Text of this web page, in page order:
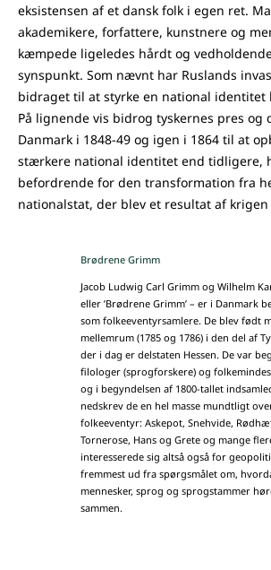
eksistensen af et dansk folk i egen ret.
akademikere, forfattere, kunstnere og
kæmpede ligeledes hårdt og
synspunkt. Som nævnt har Ruslands
bidraget til at styrke en national identitet
På lignende vis bidrog tyskernes pres og
Danmark i 1848-49 og igen i 1864 til at
stærkere national identitet end tidligere,
befordrende for den transformation fra
nationalstat, der blev et resultat af krigen
Brødrene Grimm
Jacob Ludwig Carl Grimm og Wilhelm
eller ’Brødrene Grimm’ – er i Danmark
som folkeeventyrsamlere. De blev født
mellemrum (1785 og 1786) i den del af
der i dag er delstaten Hessen. De var
filologer (sprogforskere) og
og i begyndelsen af 1800-tallet
nedskrev de en hel masse mundtligt
folkeeventyr: Askepot, Snehvide,
Tornerose, Hans og Grete og mange
interesserede sig altså også for
fremmest ud fra spørgsmålet om,
mennesker, sprog og sprogstammer
sammen.